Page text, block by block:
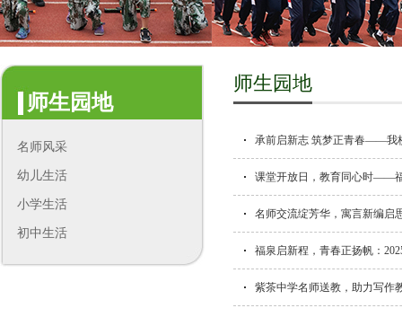
师生园地
名师风采
幼儿生活
小学生活
初中生活
师生园地
承前启新志 筑梦正青春——我
课堂开放日，教育同心时——
名师交流绽芳华，寓言新编启
福泉启新程，青春正扬帆：
紫茶中学名师送教，助力写作